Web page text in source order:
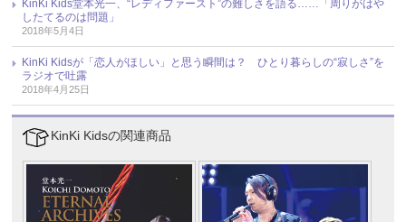
KinKi Kids堂本光一、“レディファースト”の難しさを語る……「周りがはや
したてるのは問題」
2018年5月4日
KinKi Kidsが「恋人がほしい」と思う瞬間は？ ひとり暮らしの“寂しさ”を
ラジオで吐露
2018年4月25日
KinKi Kidsの関連商品